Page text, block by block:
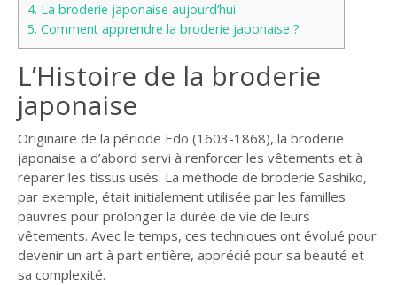
4. La broderie japonaise aujourd’hui
5. Comment apprendre la broderie japonaise ?
L’Histoire de la broderie
japonaise
Originaire de la période Edo (1603-1868), la broderie
japonaise a d’abord servi à renforcer les vêtements et à
réparer les tissus usés. La méthode de broderie Sashiko,
par exemple, était initialement utilisée par les familles
pauvres pour prolonger la durée de vie de leurs
vêtements. Avec le temps, ces techniques ont évolué pour
devenir un art à part entière, apprécié pour sa beauté et
sa complexité.